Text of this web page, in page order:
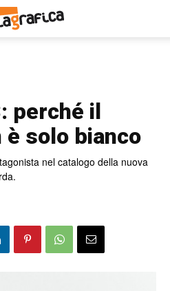
perché il
solo bianco
nel catalogo della nuova